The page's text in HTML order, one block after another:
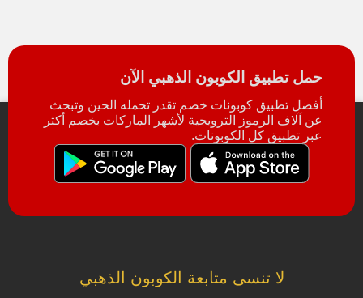
حمل تطبيق الكوبون الذهبي الآن
أفضل تطبيق كوبونات خصم تقدر تحمله الحين وتبحث
عن آلاف الرموز الترويجية لأشهر الماركات بخصم أكثر
عبر تطبيق كل الكوبونات.
لا تنسى متابعة الكوبون الذهبي